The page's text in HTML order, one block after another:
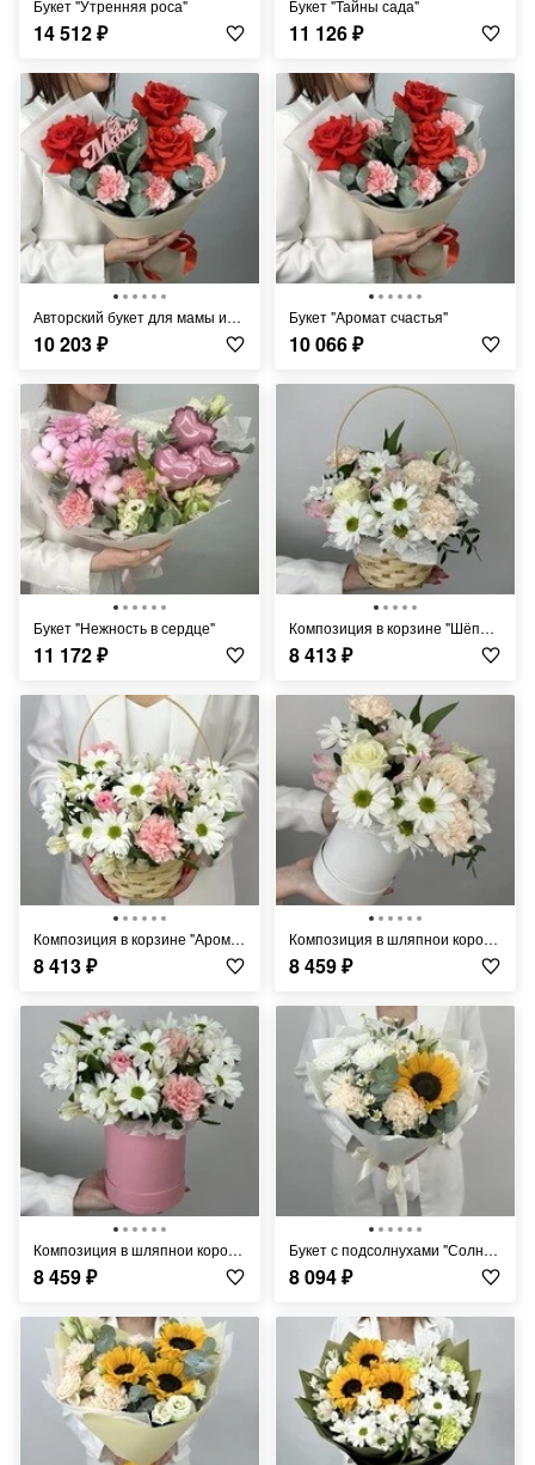
Букет "Утренняя роса"
14 512₽
Букет "Тайны сада"
11 126₽
Авторский букет для мамы из французских роз и розовых диантусов
10 203₽
Букет "Аромат счастья"
10 066₽
Букет "Нежность в сердце"
11 172₽
Композиция в корзине "Шёпот весны"
8 413₽
Композиция в корзине "Аромат счастья"
8 413₽
Композиция в шляпнои коробке "Волшебный сад"
8 459₽
Композиция в шляпнои коробке "Клубничное настроение"
8 459₽
Букет с подсолнухами "Солнечный день"
8 094₽